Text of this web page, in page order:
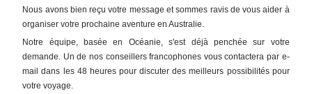
Nous avons bien reçu votre message et sommes ravis de vous aider à
organiser votre prochaine aventure en Australie.
Notre équipe, basée en Océanie, s'est déjà penchée sur votre
demande. Un de nos conseillers francophones vous contactera par e-
mail dans les 48 heures pour discuter des meilleurs possibilités pour
votre voyage.